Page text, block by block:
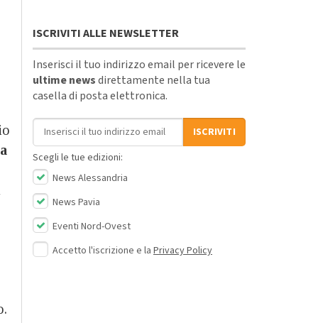
ISCRIVITI ALLE NEWSLETTER
Inserisci il tuo indirizzo email per ricevere le
ultime newsdirettamente nella tua
casella di posta elettronica.
Indirizzo email
ISCRIVITI
Scegli le tue edizioni:
News Alessandria
News Pavia
Eventi Nord-Ovest
Accetto l'iscrizione e la Privacy Policy